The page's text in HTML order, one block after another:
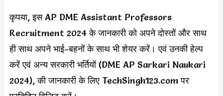
कृपया, इस AP DME Assistant Professors
Recruitment 2024 के जानकारी को अपने दोस्तों और साथ
ही साथ अपने भाई-बहनों के साथ भी शेयर करें। एवं उनकी हेल्प
करें एवं अन्य सरकारी भर्तियों (DME AP Sarkari Naukari
2024), की जानकारी के लिए TechSingh123.com पर